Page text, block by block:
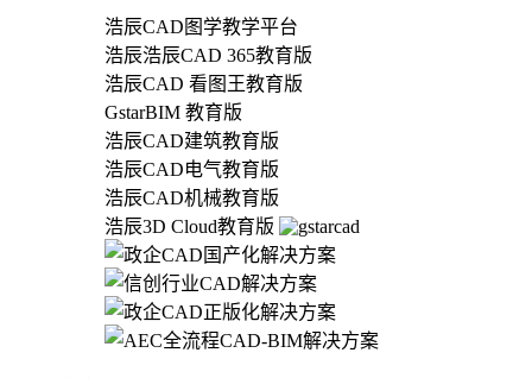
浩辰CAD图学教学平台
浩辰浩辰CAD 365教育版
浩辰CAD 看图王教育版
GstarBIM 教育版
浩辰CAD建筑教育版
浩辰CAD电气教育版
浩辰CAD机械教育版
浩辰3D Cloud教育版